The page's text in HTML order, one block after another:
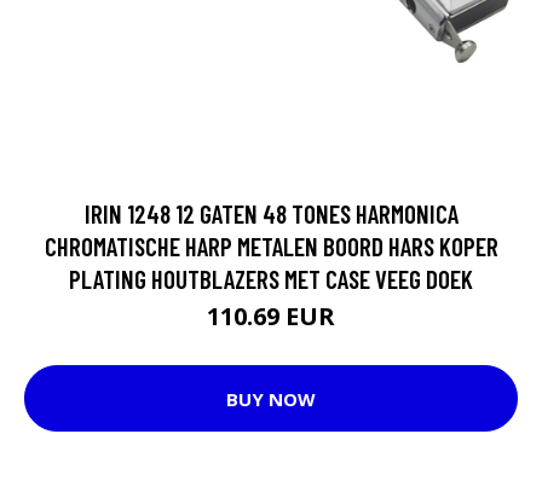
IRIN 1248 12 GATEN 48 TONES HARMONICA
CHROMATISCHE HARP METALEN BOORD HARS KOPER
PLATING HOUTBLAZERS MET CASE VEEG DOEK
110.69 EUR
BUY NOW